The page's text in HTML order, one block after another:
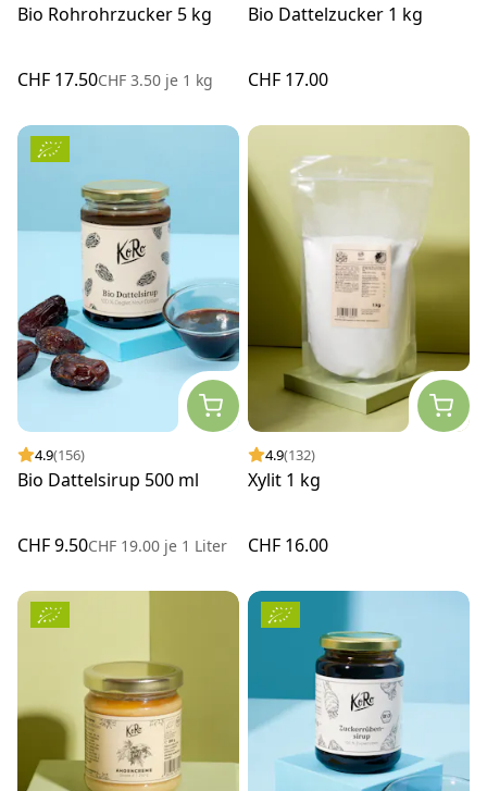
Bio Rohrohrzucker 5 kg
CHF 17.50CHF 3.50 je 1 kg
Bio Dattelzucker 1 kg
CHF 17.00
4.9(156)
Bio Dattelsirup 500 ml
CHF 9.50CHF 19.00 je 1 Liter
4.9(132)
Xylit 1 kg
CHF 16.00